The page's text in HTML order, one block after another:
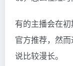
有的主播会在
官方推荐，然
说比较漫长。